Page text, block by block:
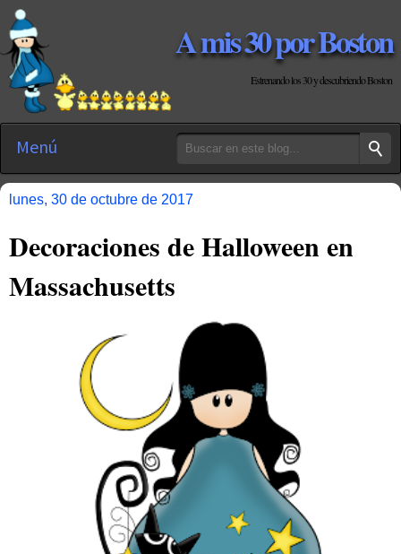
A mis 30 por Boston
Estrenando los 30 y descubriendo Boston
Menú
lunes, 30 de octubre de 2017
Decoraciones de Halloween en
Massachusetts